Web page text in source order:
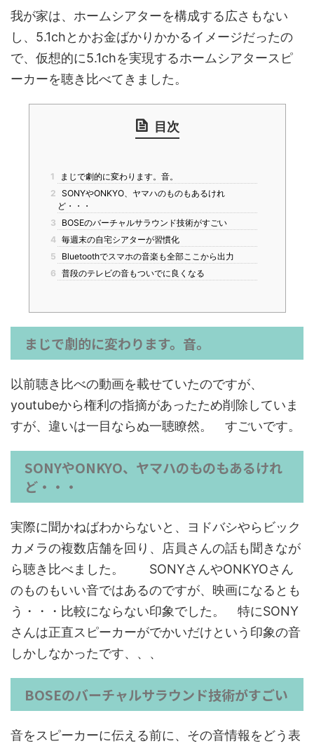
我が家は、ホームシアターを構成する広さもない
し、5.1chとかお金ばかりかかるイメージだったの
で、仮想的に5.1chを実現するホームシアタースピ
ーカーを聴き比べてきました。
目次
1
まじで劇的に変わります。音。
2 SONYやONKYO、ヤマハのものもあるけれ
ど・・・
3
BOSEのバーチャルサラウンド技術がすごい
4 毎週末の自宅シアターが習慣化
5
Bluetoothでスマホの音楽も全部ここから出力
6 普段のテレビの音もついでに良くなる
まじで劇的に変わります。音。
以前聴き比べの動画を載せていたのですが、
youtubeから権利の指摘があったため削除していま
すが、違いは一目ならぬ一聴瞭然。 すごいです。
SONYやONKYO、ヤマハのものもあるけれ
ど・・・
実際に聞かねばわからないと、ヨドバシやらビック
カメラの複数店舗を回り、店員さんの話も聞きなが
ら聴き比べました。 SONYさんやONKYOさん
のものもいい音ではあるのですが、 映画になるとも
う・・・比較にならない印象でした。 特にSONY
さんは正直スピーカーがでかいだけという印象の音
しかしなかったです、、、
BOSEのバーチャルサラウンド技術がすごい
音をスピーカーに伝える前に、その音情報をどう表